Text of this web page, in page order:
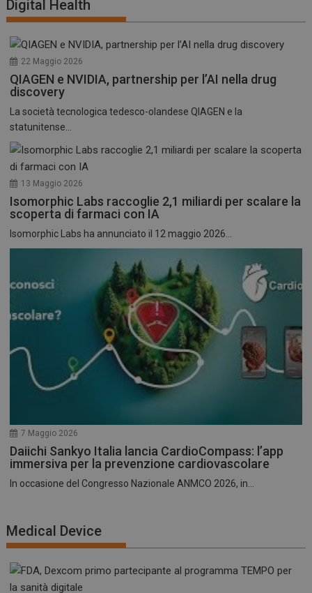
Digital Health
22 Maggio 2026
QIAGEN e NVIDIA, partnership per l’AI nella drug
discovery
La società tecnologica tedesco-olandese QIAGEN e la
statunitense...
13 Maggio 2026
Isomorphic Labs raccoglie 2,1 miliardi per scalare la
scoperta di farmaci con IA
Isomorphic Labs ha annunciato il 12 maggio 2026...
7 Maggio 2026
Daiichi Sankyo Italia lancia CardioCompass: l’app
immersiva per la prevenzione cardiovascolare
In occasione del Congresso Nazionale ANMCO 2026, in...
Medical Device